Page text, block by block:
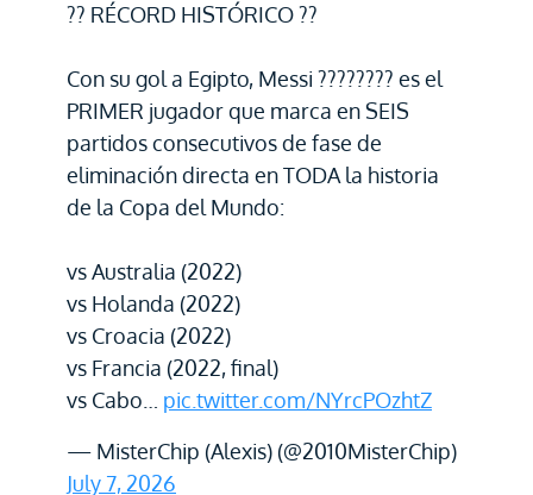
?? RÉCORD HISTÓRICO ??
Con su gol a Egipto, Messi ???????? es el
PRIMER jugador que marca en SEIS
partidos consecutivos de fase de
eliminación directa en TODA la historia
de la Copa del Mundo:
vs Australia (2022)
vs Holanda (2022)
vs Croacia (2022)
vs Francia (2022, final)
vs Cabo… pic.twitter.com/NYrcPOzhtZ
— MisterChip (Alexis) (@2010MisterChip)
July 7, 2026